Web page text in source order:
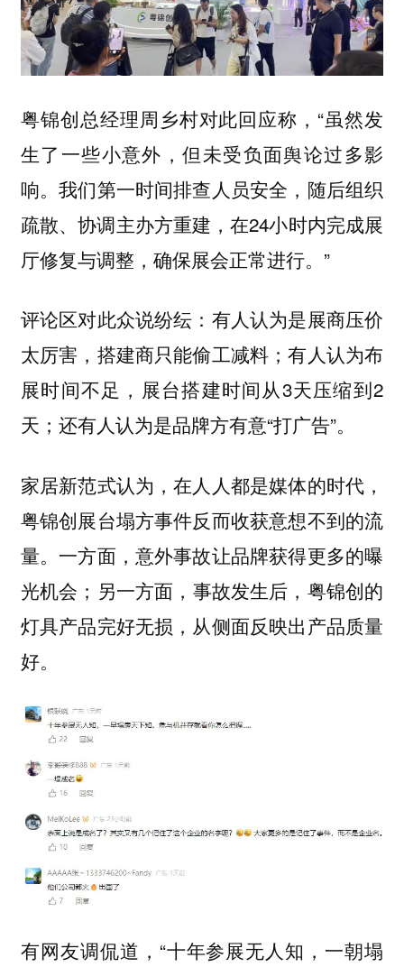
粤锦创总经理周乡村对此回应称，“虽然发
生了一些小意外，但未受负面舆论过多影
响。我们第一时间排查人员安全，随后组织
疏散、协调主办方重建，在24小时内完成展
厅修复与调整，确保展会正常进行。”
评论区对此众说纷纭：有人认为是展商压价
太厉害，搭建商只能偷工减料；有人认为布
展时间不足，展台搭建时间从3天压缩到2
天；还有人认为是品牌方有意“打广告”。
家居新范式认为，在人人都是媒体的时代，
粤锦创展台塌方事件反而收获意想不到的流
量。一方面，意外事故让品牌获得更多的曝
光机会；另一方面，事故发生后，粤锦创的
灯具产品完好无损，从侧面反映出产品质量
好。
有网友调侃道，“十年参展无人知，一朝塌